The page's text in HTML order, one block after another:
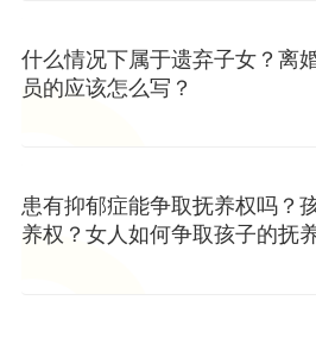
什么情况下属于遗弃子女？离
员的应该怎么写？
患有抑郁症能争取抚养权吗？
养权？女人如何争取孩子的抚